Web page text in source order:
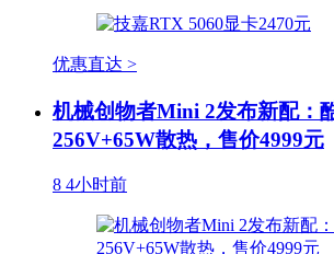
优惠直达 >
机械创物者Mini 2发布新配：
256V+65W散热，售价4999元
8 4小时前